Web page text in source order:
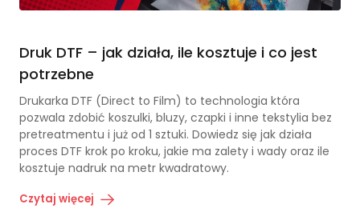
Druk DTF – jak działa, ile kosztuje i co jest
potrzebne
Drukarka DTF (Direct to Film) to technologia która
pozwala zdobić koszulki, bluzy, czapki i inne tekstylia bez
pretreatmentu i już od 1 sztuki. Dowiedz się jak działa
proces DTF krok po kroku, jakie ma zalety i wady oraz ile
kosztuje nadruk na metr kwadratowy.
Czytaj więcej